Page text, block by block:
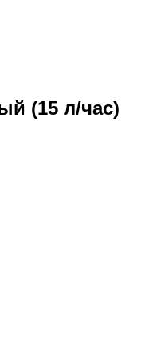
(15 л/час)